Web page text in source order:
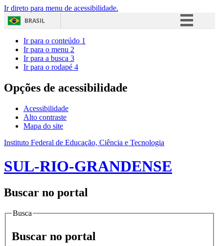
Ir direto para menu de acessibilidade.
BRASIL
Acesso à informação
Ir para o conteúdo 1
Ir para o menu 2
Ir para a busca 3
Ir para o rodapé 4
Opções de acessibilidade
Acessibilidade
Alto contraste
Mapa do site
Instituto Federal de Educação, Ciência e Tecnologia
SUL-RIO-GRANDENSE
Buscar no portal
Busca
Buscar no portal